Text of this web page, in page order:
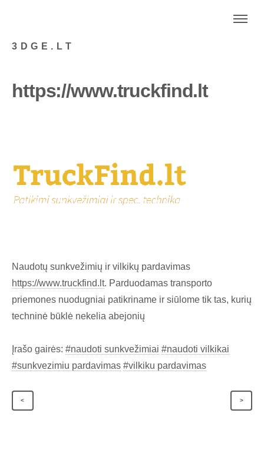
3DGE.LT
https://www.truckfind.lt
Naudotų sunkvežimių ir vilkikų pardavimas
https://www.truckfind.lt. Parduodamas transporto
priemones nuodugniai patikriname ir siūlome tik tas, kurių
techninė būklė nekelia abejonių
Įrašo gairės: #naudoti sunkvežimiai #naudoti vilkikai
#sunkvezimiu pardavimas #vilkiku pardavimas
< >